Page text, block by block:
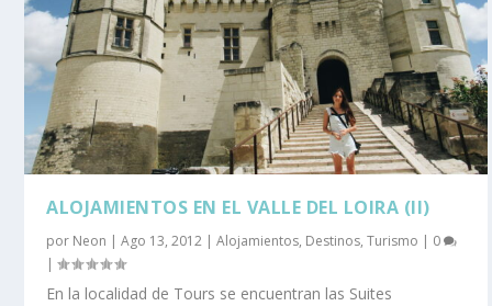
ALOJAMIENTOS EN EL VALLE DEL LOIRA (II)
por Neon |Ago 13, 2012 |Alojamientos, Destinos,Turismo | 0
|
En la localidad de Tours se encuentran las Suites